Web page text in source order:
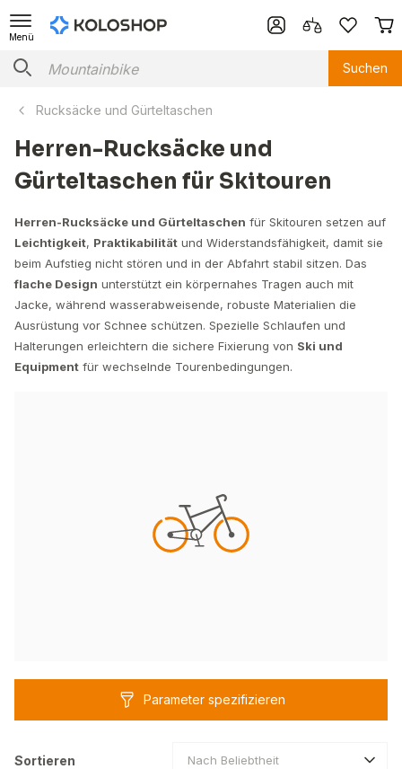
Menü
Suchen
Rucksäcke und Gürteltaschen
Herren-Rucksäcke und
Gürteltaschen für Skitouren
Herren-Rucksäcke und Gürteltaschen für Skitouren setzen auf
Leichtigkeit, Praktikabilität und Widerstandsfähigkeit, damit sie
beim Aufstieg nicht stören und in der Abfahrt stabil sitzen. Das
flache Design unterstützt ein körpernahes Tragen auch mit
Jacke, während wasserabweisende, robuste Materialien die
Ausrüstung vor Schnee schützen. Spezielle Schlaufen und
Halterungen erleichtern die sichere Fixierung von Ski und
Equipment für wechselnde Tourenbedingungen.
Parameter spezifizieren
Sortieren Nach Beliebtheit